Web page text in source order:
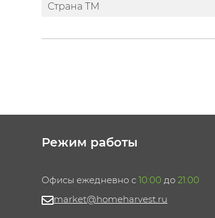
Страна ТМ
Режим работы
Офисы ежедневно с 10:00 до 21:00
market@homeharvest.ru